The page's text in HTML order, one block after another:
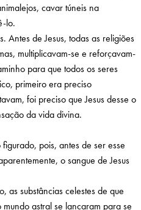
cavar túneis na
lo.
Antes de Jesus, todas as religiões
multiplicavam-se e reforçavam-
para que todos os seres
primeiro era preciso
foi preciso que Jesus desse o
da vida divina.
pois, antes de ser esse
o sangue de Jesus
as substâncias celestes de que
astral se lançaram para se